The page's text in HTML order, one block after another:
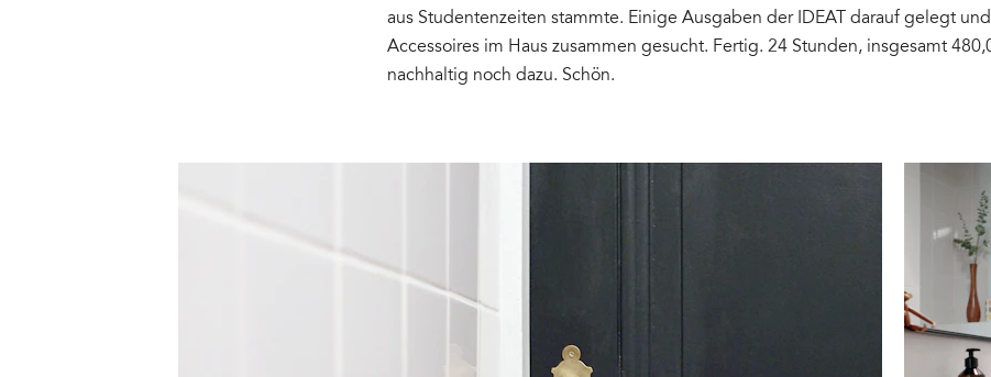
aus Studentenzeiten stammte. Einige Ausgaben der IDEAT darauf gelegt
Accessoires im Haus zusammen gesucht. Fertig. 24 Stunden, insgesamt
nachhaltig noch dazu. Schön.